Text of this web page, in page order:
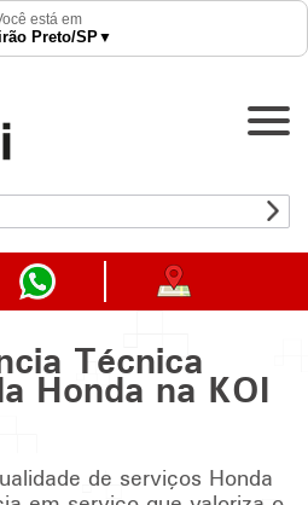
está em
Preto/SP▼
Revisão
conosco
Denúncia
WHATSAPP
DA
COMO
CHEGAR
Técnica
Honda na KOI
de serviços Honda